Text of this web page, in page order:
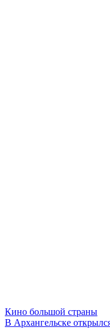
Кино большой страны
В Архангельске